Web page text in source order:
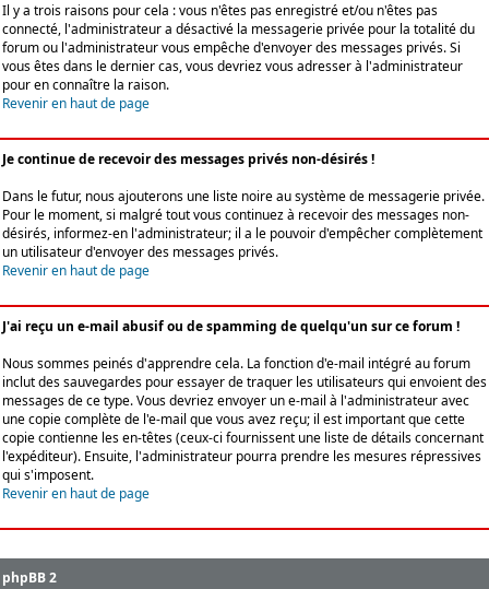
Il y a trois raisons pour cela : vous n'êtes pas enregistré et/ou n'êtes pas
connecté, l'administrateur a désactivé la messagerie privée pour la totalité du
forum ou l'administrateur vous empêche d'envoyer des messages privés. Si
vous êtes dans le dernier cas, vous devriez vous adresser à l'administrateur
pour en connaître la raison.
Revenir en haut de page
Je continue de recevoir des messages privés non-désirés !
Dans le futur, nous ajouterons une liste noire au système de messagerie privée.
Pour le moment, si malgré tout vous continuez à recevoir des messages non-
désirés, informez-en l'administrateur; il a le pouvoir d'empêcher complètement
un utilisateur d'envoyer des messages privés.
Revenir en haut de page
J'ai reçu un e-mail abusif ou de spamming de quelqu'un sur ce forum !
Nous sommes peinés d'apprendre cela. La fonction d'e-mail intégré au forum
inclut des sauvegardes pour essayer de traquer les utilisateurs qui envoient des
messages de ce type. Vous devriez envoyer un e-mail à l'administrateur avec
une copie complète de l'e-mail que vous avez reçu; il est important que cette
copie contienne les en-têtes (ceux-ci fournissent une liste de détails concernant
l'expéditeur). Ensuite, l'administrateur pourra prendre les mesures répressives
qui s'imposent.
Revenir en haut de page
phpBB 2